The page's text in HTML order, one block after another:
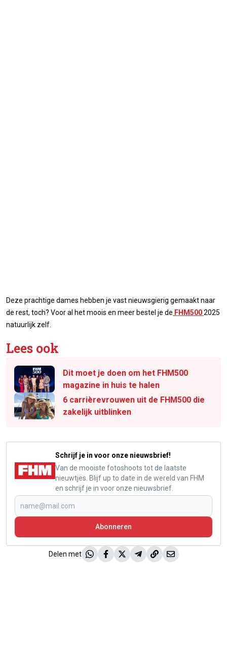
Deze prachtige dames hebben je vast nieuwsgierig gemaakt naar
de rest, toch? Voor al het moois en meer bestel je de FHM5002025
natuurlijk zelf.
Lees ook
Dit moet je doen om het FHM500
magazine in huis te halen
6 carrièrevrouwen uit de FHM500 die
zakelijk uitblinken
Schrijf je in voor onze nieuwsbrief!
Van de mooiste fotoshoots tot de laatste
nieuwtjes. Blijf up to date in de wereld van FHM
en schrijf je in voor onze nieuwsbrief.
Abonneren
Delen met